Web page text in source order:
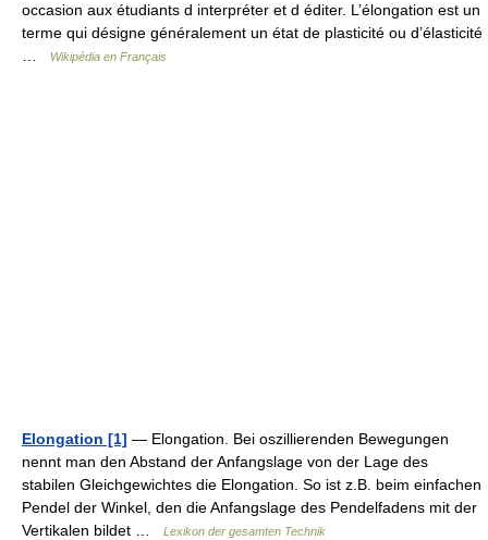
occasion aux étudiants d interpréter et d éditer. L’élongation est un
terme qui désigne généralement un état de plasticité ou d’élasticité
Wikipédia en Français
Elongation [1] — Elongation. Bei oszillierenden Bewegungen
nennt man den Abstand der Anfangslage von der Lage des
stabilen Gleichgewichtes die Elongation. So ist z.B. beim einfachen
Pendel der Winkel, den die Anfangslage des Pendelfadens mit der
Vertikalen bildet …
Lexikon der gesamten Technik